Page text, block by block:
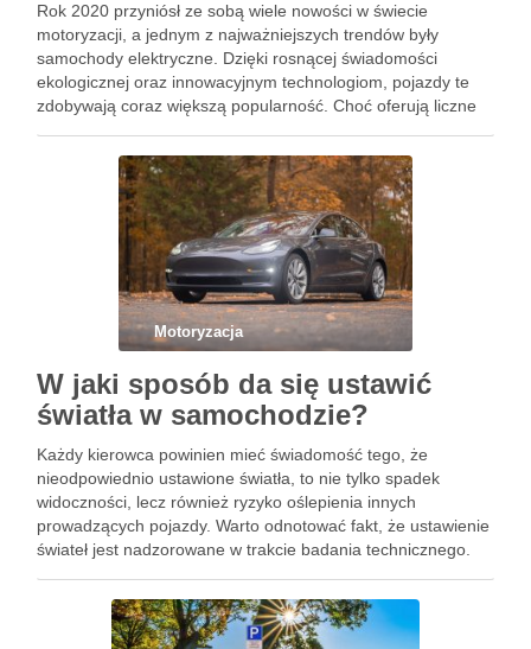
Rok 2020 przyniósł ze sobą wiele nowości w świecie
motoryzacji, a jednym z najważniejszych trendów były
samochody elektryczne. Dzięki rosnącej świadomości
ekologicznej oraz innowacyjnym technologiom, pojazdy te
zdobywają coraz większą popularność. Choć oferują liczne
systemy, nie są wolne od pewnych ograniczeń. W …
Motoryzacja
W jaki sposób da się ustawić
światła w samochodzie?
Każdy kierowca powinien mieć świadomość tego, że
nieodpowiednio ustawione światła, to nie tylko spadek
widoczności, lecz również ryzyko oślepienia innych
prowadzących pojazdy. Warto odnotować fakt, że ustawienie
świateł jest nadzorowane w trakcie badania technicznego.
zagadnieniem. Zasadnicze pytanie brzmi – Jak ustawić …